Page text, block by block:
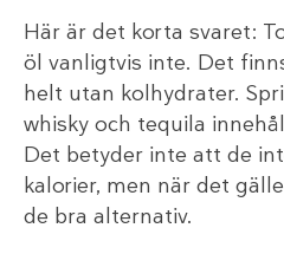
Här är det korta svaret:
öl vanligtvis inte. Det
helt utan kolhydrater.
whisky och tequila
Det betyder inte att de
kalorier, men när det
de bra alternativ.